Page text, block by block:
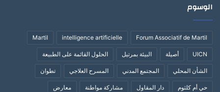
الوسوم
Forum Associatif de Martil
intelligence artificielle
Martil
UICN أصيلة البيئة بمرتيل الحلول القائمة على الطبيعة
الشأن المحلي المجتمع المدني المسرح العلاجي تطوان
حي أم كلثوم دار المقاول مشاركة مواطنة معارض